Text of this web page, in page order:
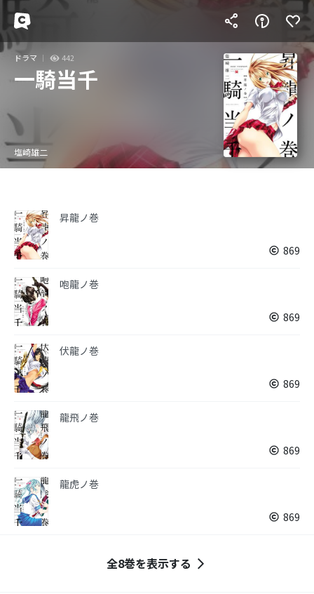
ドラマ 442
一騎当千
塩崎雄二
昇龍ノ巻
869
咆龍ノ巻
869
伏龍ノ巻
869
龍飛ノ巻
869
龍虎ノ巻
869
全8巻を表示する